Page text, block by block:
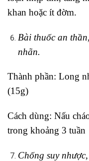
khan hoặc ít đờm.
Bài thuốc an
nhãn.
Thành phần: Long
(15g)
Cách dùng: Nấu
trong khoảng 3 tuần
Chống suy